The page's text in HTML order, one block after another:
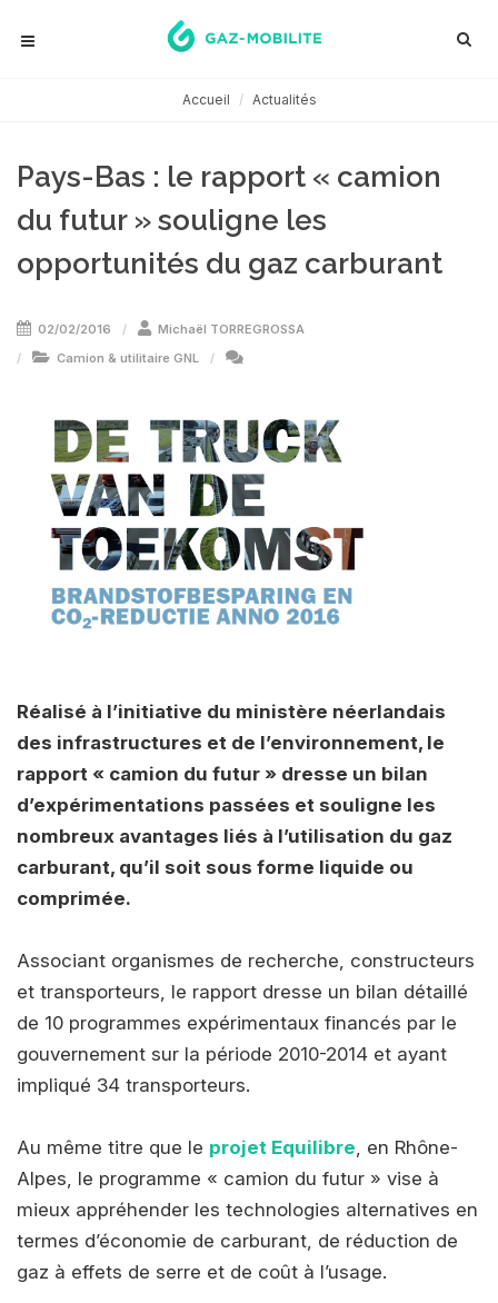
Accueil Actualités
Pays-Bas : le rapport « camion
du futur » souligne les
opportunités du gaz carburant
02/02/2016
Michaël TORREGROSSA
Camion & utilitaire GNL
Réalisé à l’initiative du ministère néerlandais
des infrastructures et de l’environnement, le
rapport « camion du futur » dresse un bilan
d’expérimentations passées et souligne les
nombreux avantages liés à l’utilisation du gaz
carburant, qu’il soit sous forme liquide ou
comprimée.
Associant organismes de recherche, constructeurs
et transporteurs, le rapport dresse un bilan détaillé
de 10 programmes expérimentaux financés par le
gouvernement sur la période 2010-2014 et ayant
impliqué 34 transporteurs.
Au même titre que le projet Equilibre, en Rhône-
Alpes, le programme « camion du futur » vise à
mieux appréhender les technologies alternatives en
termes d’économie de carburant, de réduction de
gaz à effets de serre et de coût à l’usage.